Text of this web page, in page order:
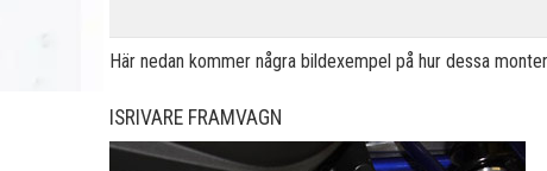
Här nedan kommer några bildexempel på hur dessa
ISRIVARE FRAMVAGN